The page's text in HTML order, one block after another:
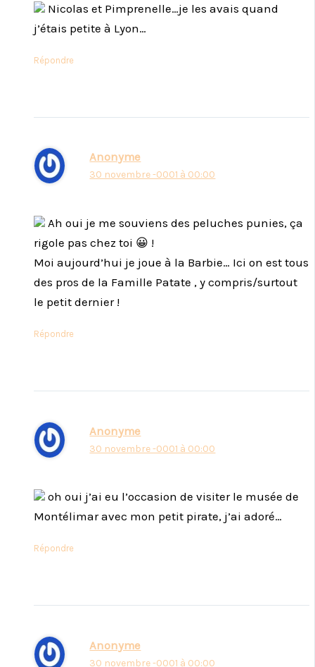
Nicolas et Pimprenelle…je les avais quand
j’étais petite à Lyon…
Répondre
Anonyme
30 novembre -0001 à 00:00
Ah oui je me souviens des peluches punies, ça
rigole pas chez toi 😀 !
Moi aujourd’hui je joue à la Barbie… Ici on est tous
des pros de la Famille Patate , y compris/surtout
le petit dernier !
Répondre
Anonyme
30 novembre -0001 à 00:00
oh oui j’ai eu l’occasion de visiter le musée de
Montélimar avec mon petit pirate, j’ai adoré…
Répondre
Anonyme
30 novembre -0001 à 00:00